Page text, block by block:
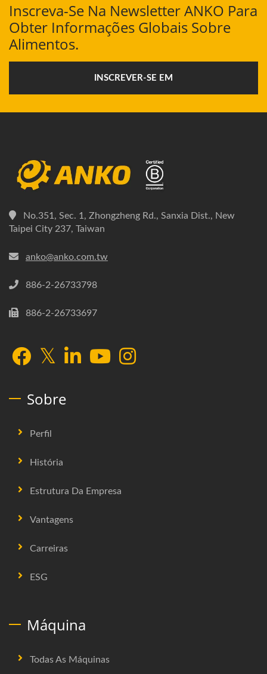
Inscreva-Se Na Newsletter ANKO Para
Obter Informações Globais Sobre
Alimentos.
INSCREVER-SE EM
No.351, Sec. 1, Zhongzheng Rd., Sanxia Dist., New
Taipei City 237, Taiwan
anko@anko.com.tw
886-2-26733798
886-2-26733697
Sobre
Perfil
História
Estrutura Da Empresa
Vantagens
Carreiras
ESG
Máquina
Todas As Máquinas